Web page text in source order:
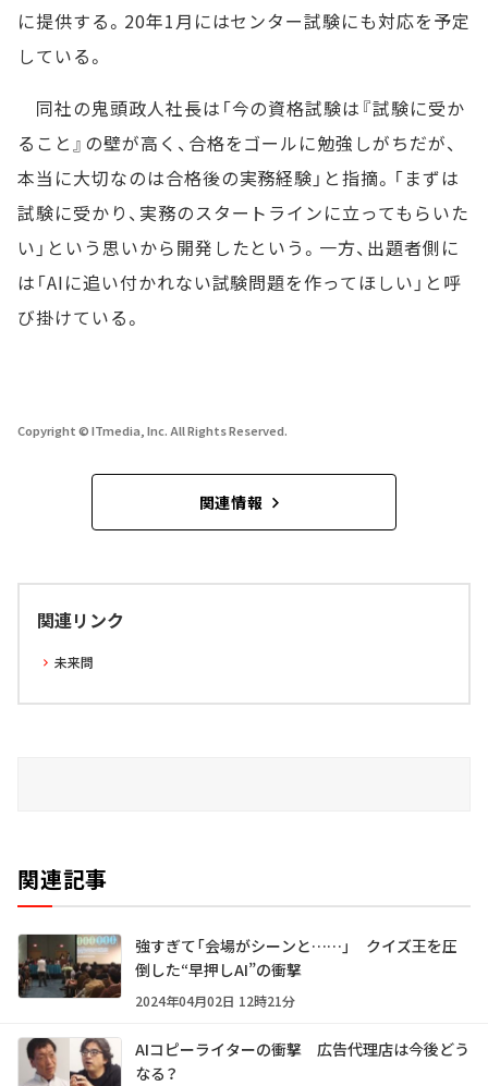
に提供する。20年1月にはセンター試験にも対応を予定
している。
同社の鬼頭政人社長は「今の資格試験は『試験に受か
ること』の壁が高く、合格をゴールに勉強しがちだが、
本当に大切なのは合格後の実務経験」と指摘。「まずは
試験に受かり、実務のスタートラインに立ってもらいた
い」という思いから開発したという。一方、出題者側に
は「AIに追い付かれない試験問題を作ってほしい」と呼
び掛けている。
Copyright © ITmedia, Inc. All Rights Reserved.
関連情報
関連リンク
未来問
関連記事
強すぎて「会場がシーンと……」 クイズ王を圧
倒した“早押しAI”の衝撃
2024年04月02日 12時21分
AIコピーライターの衝撃 広告代理店は今後どう
なる？